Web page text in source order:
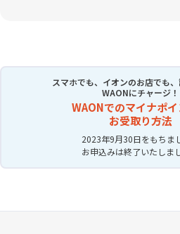
スマホでも、イオンのお店でも、
WAONにチャージ！
WAONでのマイナポ
お受取り方法
2023年9月30日をもちまし
お申込みは終了いたしま